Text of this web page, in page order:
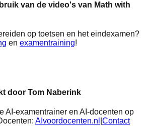
van de video's van Math with
op toetsen en het eindexamen?
en examentraining!
door Tom Naberink
AI-examentrainer en AI-docenten op
AIvoordocenten.nl Contact